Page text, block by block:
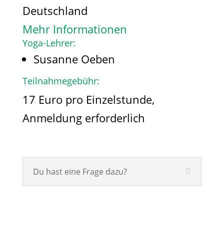
Deutschland
Mehr Informationen
Yoga-Lehrer:
Susanne Oeben
Teilnahmegebühr:
17 Euro pro Einzelstunde,
Anmeldung erforderlich
Du hast eine Frage dazu?